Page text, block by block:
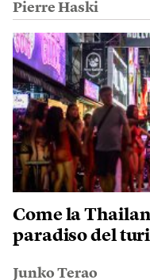
Pierre Haski
Come la
paradiso del
Junko Terao